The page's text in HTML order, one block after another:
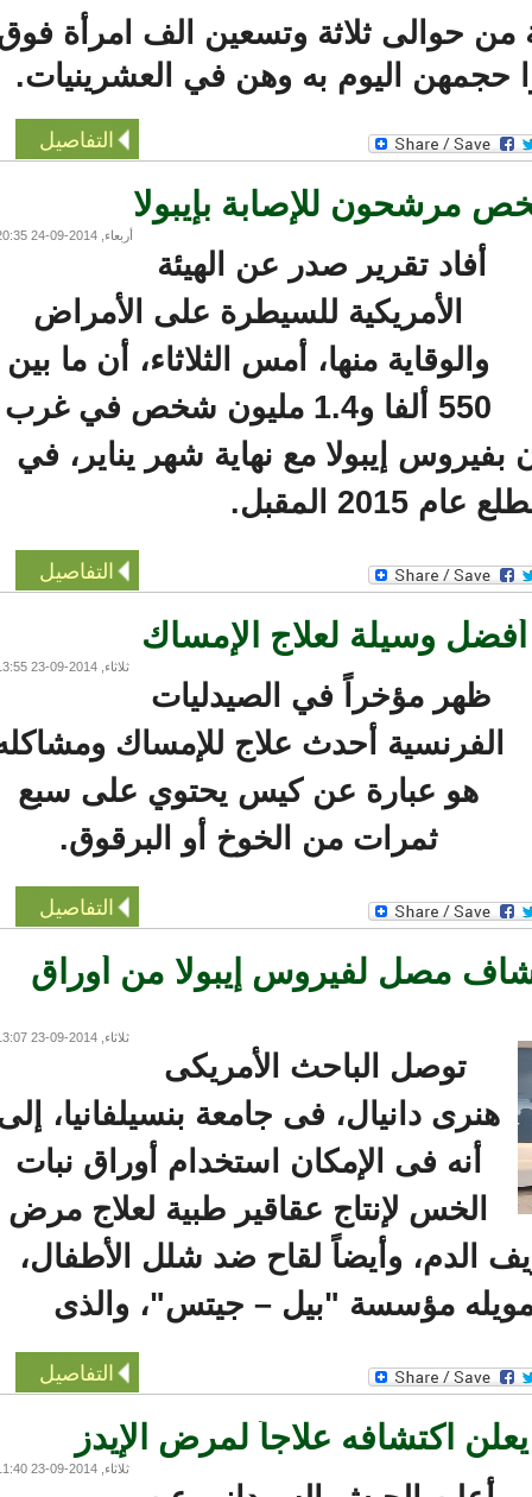
حوالى ثلاثة وتسعين الف امرأة فوق
اليوم به وهن في العشرينيات.
التفاصيل
للإصابة بإيبولا
أربعاء, 2014-09-24 20:35
أفاد تقرير صدر عن الهيئة
الأمريكية للسيطرة على الأمراض
والوقاية منها، أمس الثلاثاء، أن ما بين
550 ألفا و1.4 مليون شخص في غرب
إيبولا مع نهاية شهر يناير، في
2015 المقبل.
التفاصيل
وسيلة لعلاج الإمساك
ثلاثاء, 2014-09-23 13:55
ظهر مؤخراً في الصيدليات
الفرنسية أحدث علاج للإمساك ومشاكله
هو عبارة عن كيس يحتوي على سبع
ثمرات من الخوخ أو البرقوق.
التفاصيل
مصل لفيروس إيبولا من أوراق
ثلاثاء, 2014-09-23 13:07
توصل الباحث الأمريكى
هنرى دانيال، فى جامعة بنسيلفانيا، إلى
أنه فى الإمكان استخدام أوراق نبات
الخس لإنتاج عقاقير طبية لعلاج مرض
وأيضاً لقاح ضد شلل الأطفال،
مؤسسة "بيل – جيتس"، والذى
التفاصيل
اكتشافه علاجاً لمرض الإيدز
ثلاثاء, 2014-09-23 11:40